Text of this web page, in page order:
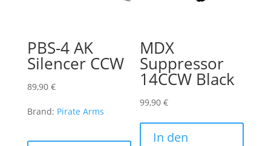
PBS-4 AK
Silencer CCW
89,90 €
Brand: Pirate Arms
MDX
Suppressor
14CCW Black
99,90€
In den